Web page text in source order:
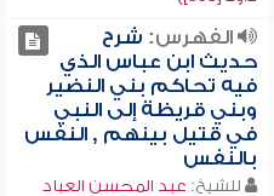
الفهرس: شرح
حديث ابن عباس الذي
فيه تحاكم بني النضير
وبني قريظة إلى النبي
في قتيل بينهم , النفس
بالنفس
للشيخ: عبد المحسن العباد